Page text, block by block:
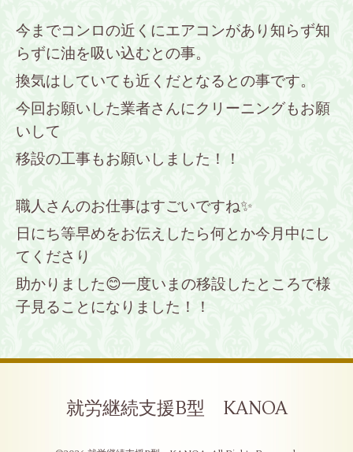
今までコンロの近くにエアコンがあり知らず知
らずに油を吸い込むとの事。
換気はしていても近くだとなるとの事です。
今回お願いした業者さんにクリーニングもお願
いして
移設の工事もお願いしました！！
職人さんのお仕事はすごいですね✨
日にち等早めをお伝えしたら何とか今月中にし
てくださり
助かりました😊一度いまの移設したところで様
子見ることになりました！！
就労継続支援B型 KANOA